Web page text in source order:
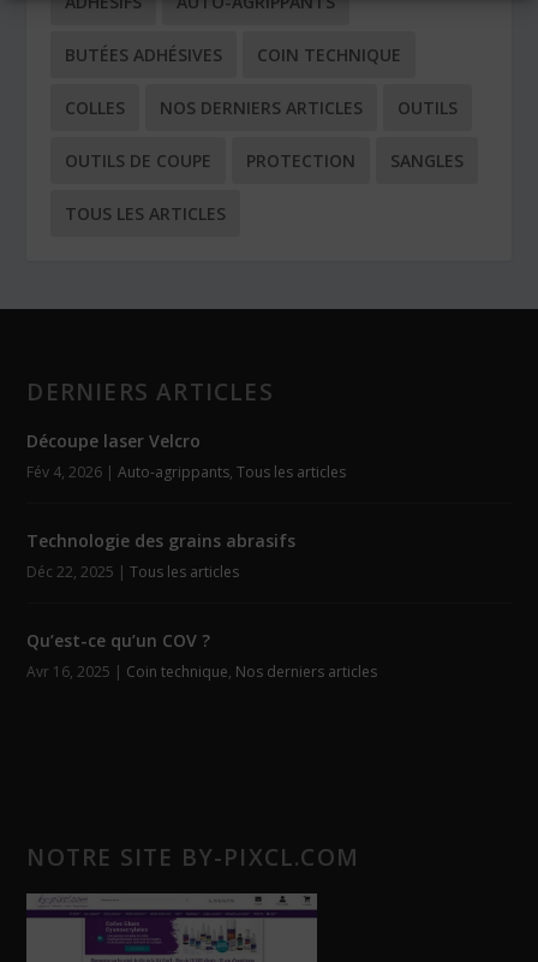
BUTÉES ADHÉSIVES COIN TECHNIQUE
COLLES NOS DERNIERS ARTICLES OUTILS
OUTILS DE COUPE PROTECTION SANGLES
TOUS LES ARTICLES
DERNIERS ARTICLES
Découpe laser Velcro
Fév 4, 2026 |Auto-agrippants,Tous les articles
Technologie des grains abrasifs
Déc 22, 2025 |Tous les articles
Qu’est-ce qu’un COV ?
Avr 16, 2025 | Coin technique, Nos derniers articles
NOTRE SITE BY-PIXCL.COM